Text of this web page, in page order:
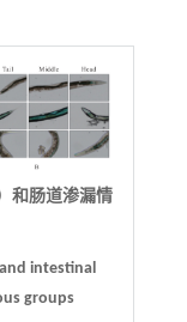
和肠道渗漏情
intestinal
groups